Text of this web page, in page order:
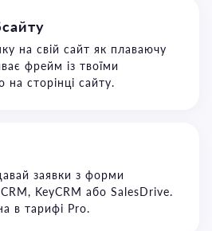
на свій сайт як плаваючу
фрейм із твоїми
сторінці сайту.
заявки з форми
KeyCRM або SalesDrive.
в тарифі Pro.